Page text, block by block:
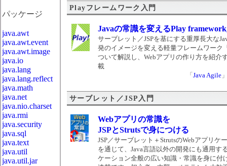
Playフレームワーク入門
Javaの常識を変えるPlay
サーブレット／JSPを基にする重厚長大な
発のイメージを変える軽量フレームワーク
ついて解説し、Webアプリの作り方を紹介
載
「 Java Agile
サーブレット／JSP入門
Webアプリの常識を
JSPとStrutsで身につける
JSP／サーブレット＋StrutsのWebアプリケ
を通じて、Java言語以外の開発にも通用す
ケーション全般の広い知識・常識を身に付
パッケージ
java.awt
java.awt.event
java.awt.image
java.io
java.lang
java.lang.reflect
java.math
java.net
java.nio.charset
java.rmi
java.security
java.sql
java.text
java.util
java.util.jar